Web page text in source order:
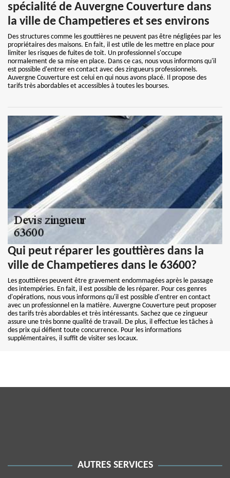
spécialité de Auvergne Couverture dans
la ville de Champetieres et ses environs
Des structures comme les gouttières ne peuvent pas être négligées par les
propriétaires des maisons. En fait, il est utile de les mettre en place pour
limiter les risques de fuites de toit. Un professionnel s'occupe
normalement de sa mise en place. Dans ce cas, nous vous informons qu'il
est possible d'entrer en contact avec des zingueurs professionnels.
Auvergne Couverture est celui en qui nous avons placé. Il propose des
tarifs très abordables et accessibles à toutes les bourses.
Qui peut réparer les gouttières dans la
ville de Champetieres dans le 63600?
Les gouttières peuvent être gravement endommagées après le passage
des intempéries. En fait, il est possible de les réparer. Pour ces genres
d'opérations, nous vous informons qu'il est possible d'entrer en contact
avec un professionnel en la matière. Auvergne Couverture peut proposer
des tarifs très abordables et très intéressants. Sachez que ce zingueur
assure une très bonne qualité de travail. De plus, il effectue les tâches à
des prix qui défient toute concurrence. Pour les informations
supplémentaires, il suffit de visiter ses locaux.
AUTRES SERVICES